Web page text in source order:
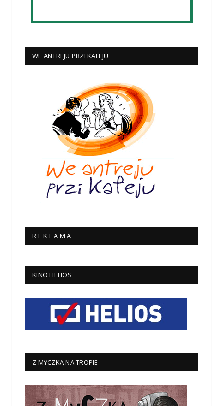
WE ANTREJU PRZI KAFEJU
R E K L A M A
KINO HELIOS
Z MYCZKĄ NA TROPIE